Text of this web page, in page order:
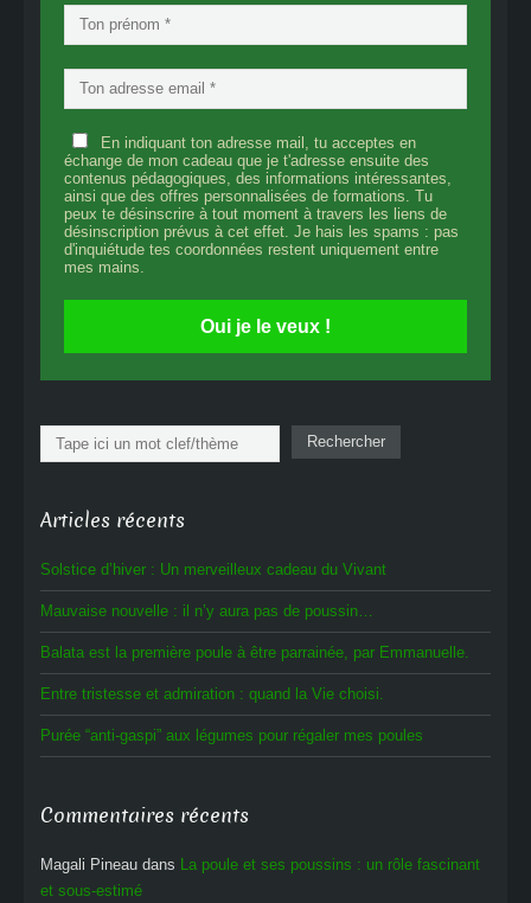
En indiquant ton adresse mail, tu acceptes en
échange de mon cadeau que je t'adresse ensuite des
contenus pédagogiques, des informations intéressantes,
ainsi que des offres personnalisées de formations. Tu
peux te désinscrire à tout moment à travers les liens de
désinscription prévus à cet effet. Je hais les spams : pas
d'inquiétude tes coordonnées restent uniquement entre
mes mains.
Oui je le veux !
Rechercher Rechercher
Articles récents
Solstice d’hiver : Un merveilleux cadeau du Vivant
Mauvaise nouvelle : il n’y aura pas de poussin…
Balata est la première poule à être parrainée, par Emmanuelle.
Entre tristesse et admiration : quand la Vie choisi.
Purée “anti-gaspi” aux légumes pour régaler mes poules
Commentaires récents
Magali Pineau dans La poule et ses poussins : un rôle fascinant
et sous-estimé